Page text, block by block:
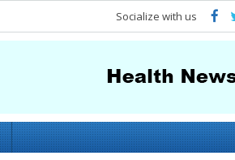
Socialize with us